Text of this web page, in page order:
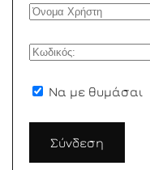
Να με θυμάσαι
Σύνδεση